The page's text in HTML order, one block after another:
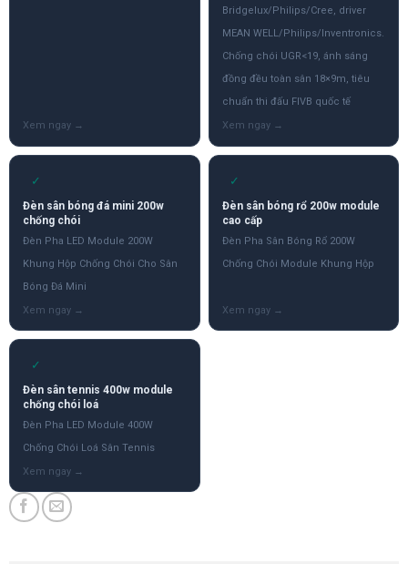
Bridgelux/Philips/Cree, driver
MEAN WELL/Philips/Inventronics.
Chống chói UGR<19, ánh sáng
đồng đều toàn sân 18×9m, tiêu
chuẩn thi đấu FIVB quốc tế
✓
Đèn sân bóng đá mini 200w
chống chói
Đèn Pha LED Module 200W
Khung Hộp Chống Chói Cho Sân
Bóng Đá Mini
✓
Đèn sân bóng rổ 200w module
cao cấp
Đèn Pha Sân Bóng Rổ 200W
Chống Chói Module Khung Hộp
✓
Đèn sân tennis 400w module
chống chói loá
Đèn Pha LED Module 400W
Chống Chói Loá Sân Tennis